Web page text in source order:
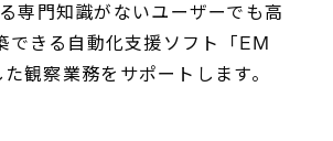
専門知識がないユーザーでも高
できる自動化支援ソフト「EM
観察業務をサポートします。